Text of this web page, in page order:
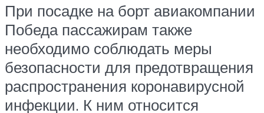
При посадке на борт авиакомпании
Победа пассажирам также
необходимо соблюдать меры
безопасности для предотвращения
распространения коронавирусной
инфекции. К ним относится